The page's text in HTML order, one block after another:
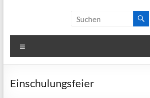
Einschulungsfeier